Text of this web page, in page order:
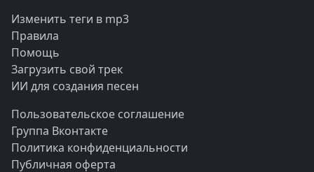
Изменить теги в mp3
Правила
Помощь
Загрузить свой трек
ИИ для создания песен
Пользовательское соглашение
Группа Вконтакте
Политика конфиденциальности
Публичная оферта